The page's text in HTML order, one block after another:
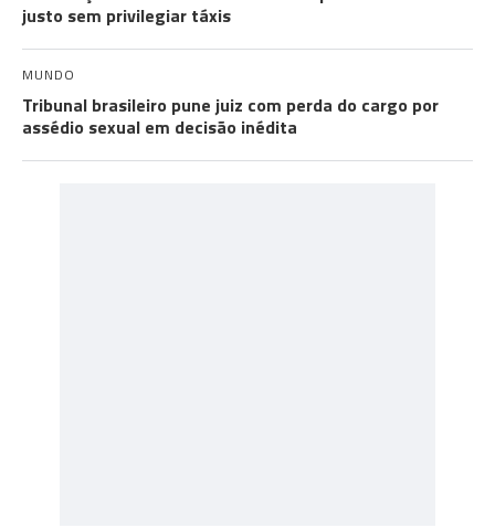
justo sem privilegiar táxis
MUNDO
Tribunal brasileiro pune juiz com perda do cargo por
assédio sexual em decisão inédita